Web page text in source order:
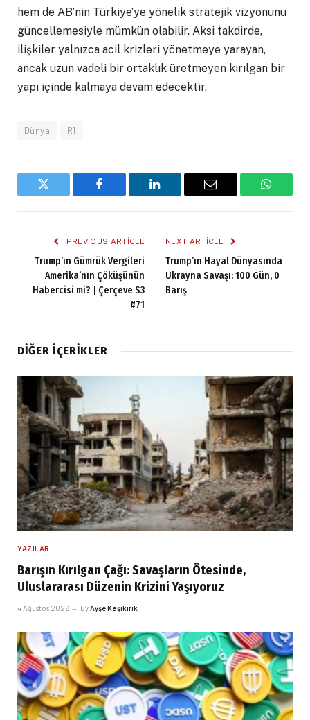
hem de AB’nin Türkiye’ye yönelik stratejik vizyonunu
güncellemesiyle mümkün olabilir. Aksi takdirde,
ilişkiler yalnızca acil krizleri yönetmeye yarayan,
ancak uzun vadeli bir ortaklık üretmeyen kırılgan bir
yapı içinde kalmaya devam edecektir.
Dünya R1
Twitter Facebook LinkedIn Email
PREVIOUS ARTICLE
Trump’ın Gümrük Vergileri
Amerika’nın Çöküşünün
Habercisi mi? | Çerçeve S3
#71
NEXT ARTICLE
Trump’ın Hayal Dünyasında
Ukrayna Savaşı: 100 Gün, 0
Barış
DIĞER İÇERIKLER
YAZILAR
Barışın Kırılgan Çağı: Savaşların Ötesinde,
Uluslararası Düzenin Krizini Yaşıyoruz
4 Ağustos 2026 ByAyşe Kaşıkırık